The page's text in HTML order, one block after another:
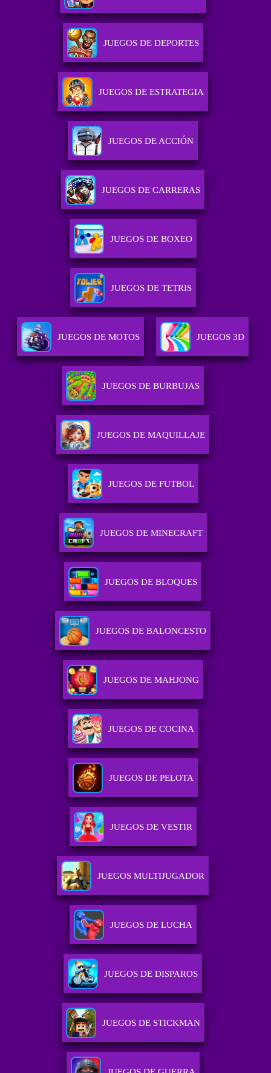
JUEGOS DE DEPORTES
JUEGOS DE ESTRATEGIA
JUEGOS DE ACCIÓN
JUEGOS DE CARRERAS
JUEGOS DE BOXEO
JUEGOS DE TETRIS
JUEGOS DE MOTOS JUEGOS 3D
JUEGOS DE BURBUJAS
JUEGOS DE MAQUILLAJE
JUEGOS DE FUTBOL
JUEGOS DE MINECRAFT
JUEGOS DE BLOQUES
JUEGOS DE BALONCESTO
JUEGOS DE MAHJONG
JUEGOS DE COCINA
JUEGOS DE PELOTA
JUEGOS DE VESTIR
JUEGOS MULTIJUGADOR
JUEGOS DE LUCHA
JUEGOS DE DISPAROS
JUEGOS DE STICKMAN